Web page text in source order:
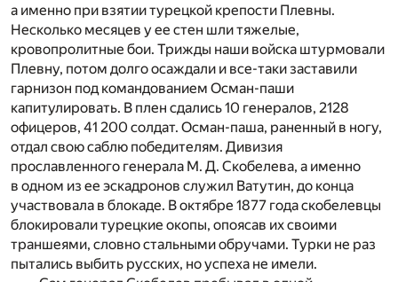
а именно при взятии турецкой крепости Плевны.
Несколько месяцев у ее стен шли тяжелые,
кровопролитные бои. Трижды наши войска штурмовали
Плевну, потом долго осаждали и все-таки заставили
гарнизон под командованием Осман-паши
капитулировать. В плен сдались 10 генералов, 2128
офицеров, 41 200 солдат. Осман-паша, раненный в ногу,
отдал свою саблю победителям. Дивизия
прославленного генерала М. Д. Скобелева, а именно
в одном из ее эскадронов служил Ватутин, до конца
участвовала в блокаде. В октябре 1877 года скобелевцы
блокировали турецкие окопы, опоясав их своими
траншеями, словно стальными обручами. Турки не раз
пытались выбить русских, но успеха не имели.